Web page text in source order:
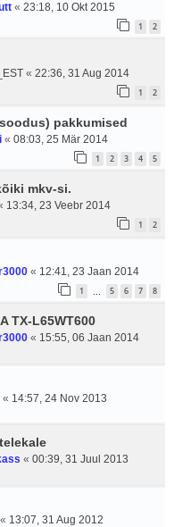
« 23:18, 10 Okt 2015
1 2
« 22:36, 31 Aug 2014
1 2
pakkumised
« 08:03, 25 Mär 2014
1 2 3 4 5
mkv-si.
13:34, 23 Veebr 2014
1 2
« 12:41, 23 Jaan 2014
1 5 6 7 8
TX-L65WT600
« 15:55, 06 Jaan 2014
« 14:57, 24 Nov 2013
« 00:39, 31 Juul 2013
« 13:07, 31 Aug 2012